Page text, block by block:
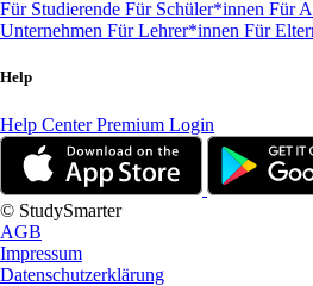
Für Studierende Für Schüler*innen Für
Unternehmen Für Lehrer*innen Für
Help
Help CenterPremium Login
© StudySmarter
AGB
Impressum
Datenschutzerklärung